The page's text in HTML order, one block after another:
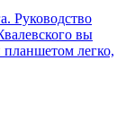
Руководство
вы
планшетом легко,